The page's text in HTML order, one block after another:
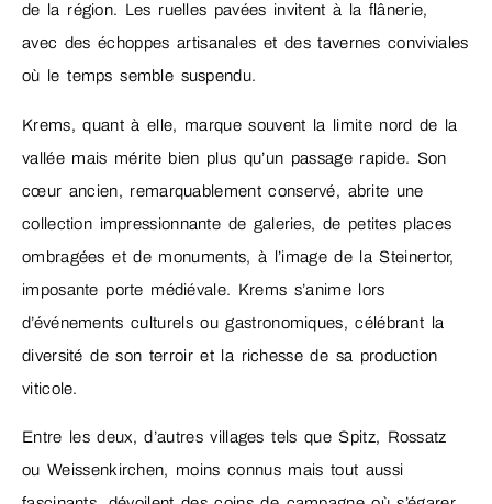
de la région. Les ruelles pavées invitent à la flânerie,
avec des échoppes artisanales et des tavernes conviviales
où le temps semble suspendu.
Krems, quant à elle, marque souvent la limite nord de la
vallée mais mérite bien plus qu’un passage rapide. Son
cœur ancien, remarquablement conservé, abrite une
collection impressionnante de galeries, de petites places
ombragées et de monuments, à l’image de la Steinertor,
imposante porte médiévale. Krems s’anime lors
d’événements culturels ou gastronomiques, célébrant la
diversité de son terroir et la richesse de sa production
viticole.
Entre les deux, d’autres villages tels que Spitz, Rossatz
ou Weissenkirchen, moins connus mais tout aussi